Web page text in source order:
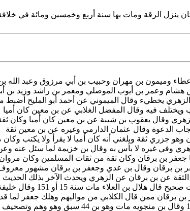
ينزل الرقة ومات بها سنة أربع وخمسين ومائة في
وميمون بن مهران وحبيب بن أبي مرزوق وعبد الله
هشام وعمر بن أيوب الموصلي ومعمر بن راشد وزيد بن
يخطيء وقال الميموني عن أحمد أبو المليح أضبط
فيه وقال المفضل الغلابي عن بن معين كان أميا
وقال يعقوب بن شيبة عن بن معين كان أميا وكان
الدعوة وقال عثمان الدارمي وغيره عن بن معين ثقة
جزري ثقة وبلغني أنه كان أميا لا يقرأ ولا يكتب
وفي غيره لا بأس به وقال بن خزيمة لما سئل عنه
جعفر بن برقان وكان ثقة من ثقات المسلمين وكان مروان
بن برقان وقال بن عدي وجعفر بن برقان مشهور
عن بن برقان عن الزهري ويحدث الآخر بذلك
بن برقان عن الزهري أو يقول بلغني عن الزهري فأما حديثه عن ميمون بن مهران ويزيد بن الأصم فثابت صحيح قال هلال بن العلاء مات سنة 15 أو
هشام عن جعفر بن برقان ممن قال الكلابي من مواليهم وهلك جعفر لما
أبو جعفر يعني المنصور الرقة وهو ذاهب إلي بيت المقدس وهذا من نحو 44 سنة قال أبو موسى سنة 154 وقال بن منجويه مات وهو بن 44